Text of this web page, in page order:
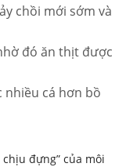
chồi mới sớm và
đó ăn thịt được
nhiều cá hơn bồ
đựng” của môi